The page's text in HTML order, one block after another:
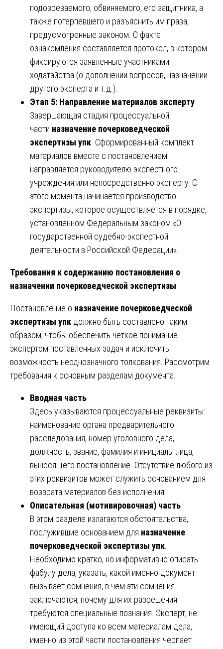
подозреваемого, обвиняемого, его защитника, а
также потерпевшего и разъяснить им права,
предусмотренные законом. О факте
ознакомления составляется протокол, в котором
фиксируются заявленные участниками
ходатайства (о дополнении вопросов, назначении
другого эксперта и т.д.).
Этап 5: Направление материалов эксперту
Завершающая стадия процессуальной
части назначение почерковедческой
экспертизы упк . Сформированный комплект
материалов вместе с постановлением
направляется руководителю экспертного
учреждения или непосредственно эксперту. С
этого момента начинается производство
экспертизы, которое осуществляется в порядке,
установленном Федеральным законом «О
государственной судебно-экспертной
деятельности в Российской Федерации».
Требования к содержанию постановления о
назначении почерковедческой экспертизы
Постановление о назначение почерковедческой
экспертизы упк должно быть составлено таким
образом, чтобы обеспечить четкое понимание
экспертом поставленных задач и исключить
возможность неоднозначного толкования. Рассмотрим
требования к основным разделам документа.
Вводная часть
Здесь указываются процессуальные реквизиты:
наименование органа предварительного
расследования, номер уголовного дела,
должность, звание, фамилия и инициалы лица,
выносящего постановление. Отсутствие любого из
этих реквизитов может служить основанием для
возврата материалов без исполнения.
Описательная (мотивировочная) часть
В этом разделе излагаются обстоятельства,
послужившие основанием для назначение
почерковедческой экспертизы упк
Необходимо кратко, но информативно описать
фабулу дела, указать, какой именно документ
вызывает сомнения, в чем эти сомнения
заключаются, почему для их разрешения
требуются специальные познания. Эксперт, не
имеющий доступа ко всем материалам дела,
именно из этой части постановления черпает